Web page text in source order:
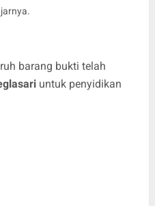
barang bukti telah
untuk penyidikan